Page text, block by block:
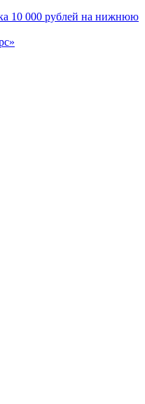
10 000 рублей на нижнюю